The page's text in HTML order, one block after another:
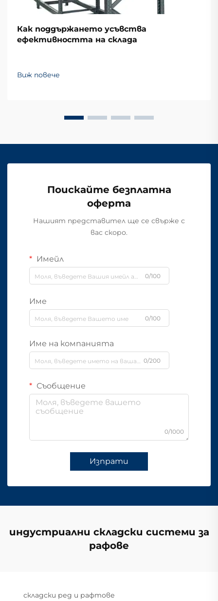
Как поддържането усъвства
ефективността на склада
Виж повече
Поискайте безплатна
оферта
Нашият представител ще се свърже с
вас скоро.
Имейл
0/100
Име
0/100
Име на компанията
0/200
Съобщение
0/1000
Изпрати
индустриални складски системи за
рафове
складски ред и рафтове